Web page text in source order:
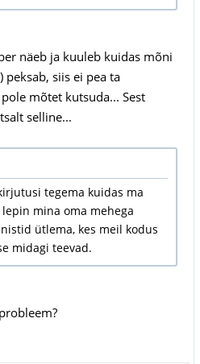
näeb ja kuuleb kuidas mõni
peksab, siis ei pea ta
mõtet kutsuda... Sest
selline...
tegema kuidas ma
mina oma mehega
ütlema, kes meil kodus
midagi teevad.